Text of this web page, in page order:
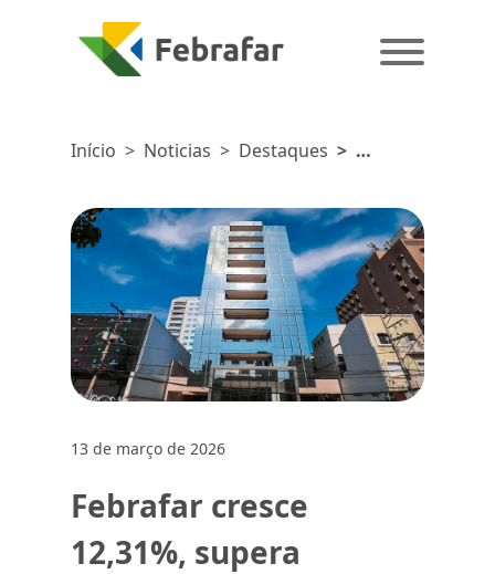
Início > Noticias > Destaques >
12,31%,
supera
mercado,
alcança 18
mil lojas e
amplia
participação
para 16,9%
13 de março de 2026
Febrafar cresce
12,31%, supera